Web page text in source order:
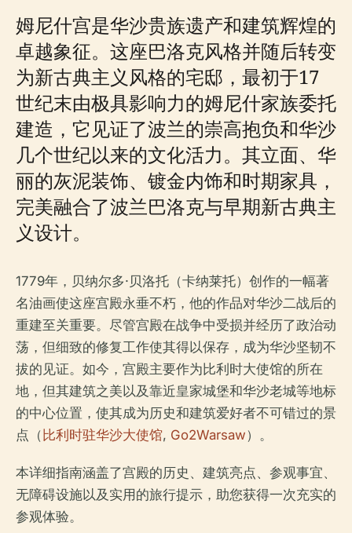
姆尼什宫是华沙贵族遗产和建筑辉煌的
卓越象征。这座巴洛克风格并随后转变
为新古典主义风格的宅邸，最初于17
世纪末由极具影响力的姆尼什家族委托
建造，它见证了波兰的崇高抱负和华沙
几个世纪以来的文化活力。其立面、华
丽的灰泥装饰、镀金内饰和时期家具，
完美融合了波兰巴洛克与早期新古典主
义设计。
1779年，贝纳尔多·贝洛托（卡纳莱托）创作的一幅著
名油画使这座宫殿永垂不朽，他的作品对华沙二战后的
重建至关重要。尽管宫殿在战争中受损并经历了政治动
荡，但细致的修复工作使其得以保存，成为华沙坚韧不
拔的见证。如今，宫殿主要作为比利时大使馆的所在
地，但其建筑之美以及靠近皇家城堡和华沙老城等地标
的中心位置，使其成为历史和建筑爱好者不可错过的景
点（ 比利时驻华沙大使馆, Go2Warsaw）。
本详细指南涵盖了宫殿的历史、建筑亮点、参观事宜、
无障碍设施以及实用的旅行提示，助您获得一次充实的
参观体验。